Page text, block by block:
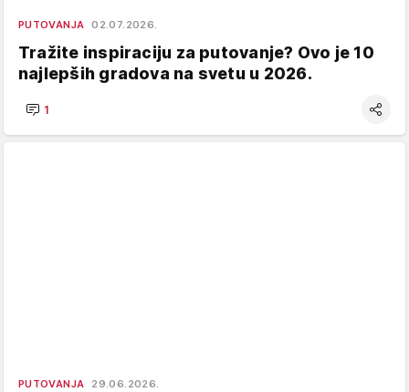
PUTOVANJA 02.07.2026.
Tražite inspiraciju za putovanje? Ovo je 10
najlepših gradova na svetu u 2026.
1
PUTOVANJA 29.06.2026.